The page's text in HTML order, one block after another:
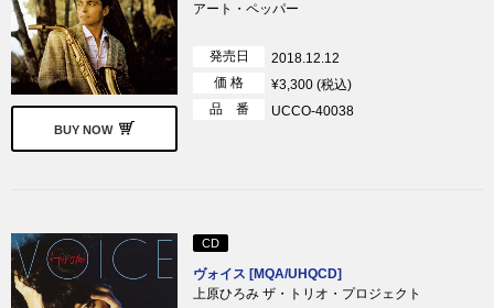
BUY NOW
アート・ペッパー
発売日
2018.12.12
価 格
¥3,300 (税込)
品 番
UCCO-40038
CD
ヴォイス [MQA/UHQCD]
上原ひろみ ザ・トリオ・プロジェクト